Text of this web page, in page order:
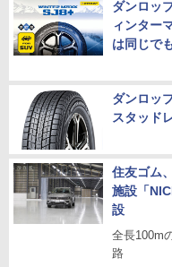
ダンロッ
ィンター
は同じで
ダンロッ
スタッド
住友ゴム
施設「
設
全長100m
路